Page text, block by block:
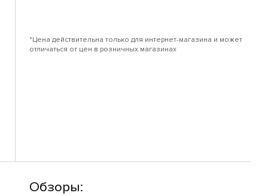
*Цена действительна только для интернет-магазина и может
отличаться от цен в розничных магазинах
Обзоры: